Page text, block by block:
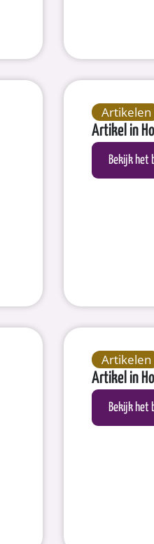
Artikelen
Artikel in
Bekijk het
Artikelen
Artikel in
Bekijk het